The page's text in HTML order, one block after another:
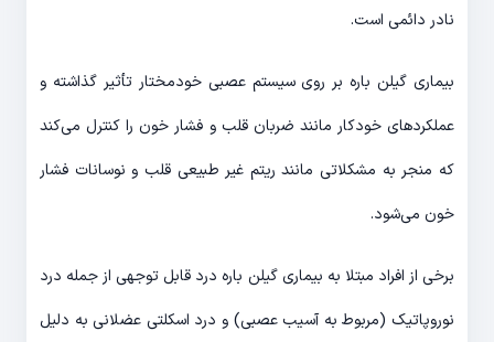
نادر دائمی است.
بیماری گیلن باره بر روی سیستم عصبی خودمختار تأثیر گذاشته و
عملکردهای خودکار مانند ضربان قلب و فشار خون را کنترل می‌کند
که منجر به مشکلاتی مانند ریتم غیر طبیعی قلب و نوسانات فشار
خون می‌شود.
برخی از افراد مبتلا به بیماری گیلن باره درد قابل توجهی از جمله درد
نوروپاتیک (مربوط به آسیب عصبی) و درد اسکلتی عضلانی به دلیل